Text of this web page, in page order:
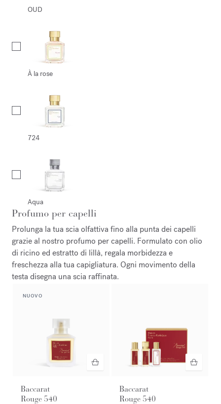
OUD
À la rose
724
Aqua
Profumo per capelli
Prolunga la tua scia olfattiva fino alla punta dei capelli
grazie al nostro profumo per capelli. Formulato con olio
di ricino ed estratto di lillà, regala morbidezza e
freschezza alla tua capigliatura. Ogni movimento della
testa disegna una scia raffinata.
NUOVO
Baccarat
Rouge 540
Baccarat
Rouge 540